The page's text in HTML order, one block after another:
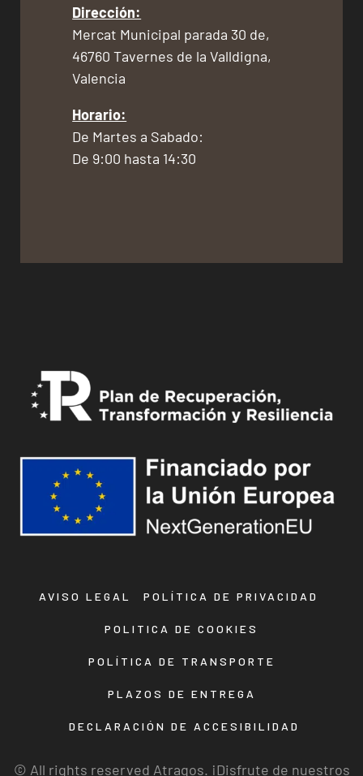
Dirección:
Mercat Municipal parada 30 de,
46760 Tavernes de la Valldigna,
Valencia
Horario:
De Martes a Sabado:
De 9:00 hasta 14:30
AVISO LEGAL POLÍTICA DE PRIVACIDAD
POLITICA DE COOKIES
POLÍTICA DE TRANSPORTE
PLAZOS DE ENTREGA
DECLARACIÓN DE ACCESIBILIDAD
© All rights reserved Atragos. ¡Disfrute de nuestros